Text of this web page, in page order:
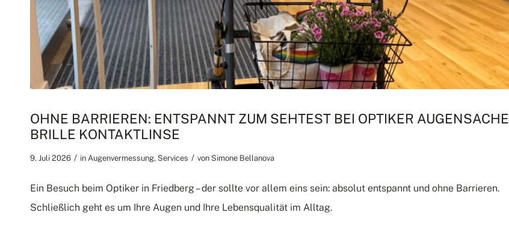
OHNE BARRIEREN: ENTSPANNT ZUM SEHTEST BEI OPTIKER AUGENSACHE
BRILLE KONTAKTLINSE
9. Juli 2026 / in Augenvermessung, Services / von Simone Bellanova
Ein Besuch beim Optiker in Friedberg – der sollte vor allem eins sein: absolut entspannt und ohne Barrieren.
Schließlich geht es um Ihre Augen und Ihre Lebensqualität im Alltag.